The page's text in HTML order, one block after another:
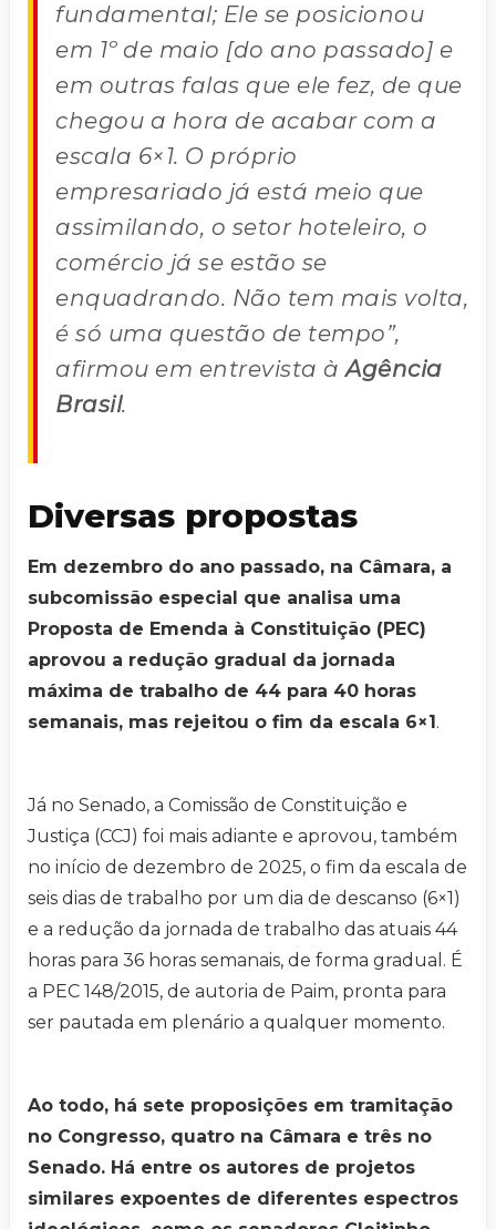
fundamental; Ele se posicionou
em 1º de maio [do ano passado] e
em outras falas que ele fez, de que
chegou a hora de acabar com a
escala 6×1. O próprio
empresariado já está meio que
assimilando, o setor hoteleiro, o
comércio já se estão se
enquadrando. Não tem mais volta,
é só uma questão de tempo”,
afirmou em entrevista àAgência
Brasil.
Diversas propostas
Em dezembro do ano passado, na Câmara, a
subcomissão especial que analisa uma
Proposta de Emenda à Constituição (PEC)
aprovou a redução gradual da jornada
máxima de trabalho de 44 para 40 horas
semanais, mas rejeitou o fim da escala 6×1 .
Já no Senado, a Comissão de Constituição e
Justiça (CCJ) foi mais adiante e aprovou, também
no início de dezembro de 2025, o fim da escala de
seis dias de trabalho por um dia de descanso (6×1)
e a redução da jornada de trabalho das atuais 44
horas para 36 horas semanais, de forma gradual. É
a PEC 148/2015, de autoria de Paim, pronta para
ser pautada em plenário a qualquer momento.
Ao todo, há sete proposições em tramitação
no Congresso, quatro na Câmara e três no
Senado. Há entre os autores de projetos
similares expoentes de diferentes espectros